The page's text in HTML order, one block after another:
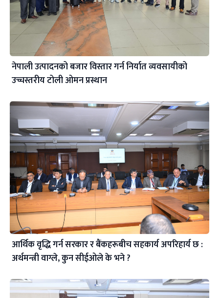
नेपाली उत्पादनको बजार विस्तार गर्न निर्यात व्यवसायीको
उच्चस्तरीय टोली ओमन प्रस्थान
आर्थिक वृद्धि गर्न सरकार र बैंकहरूबीच सहकार्य अपरिहार्य छ :
अर्थमन्त्री वाग्ले, कुन सीईओले के भने ?